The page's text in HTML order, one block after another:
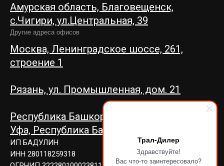
Трал-Дилер
Здравствуйте!
Вас что-то заинтересовало?
Амурская область, Благовещенск,
c.Чигири, ул.Центральная, 39
Другие адреса офисов
Москва, Ленинградское шоссе, 261,
строение 1
Рязань, ул. Промышленная, дом. 21
Республика Башкортостан, г.
Уфа, Республика Башкортостан, г. Уфа,
ИП БАДУЛИН
ИНН 280118259318